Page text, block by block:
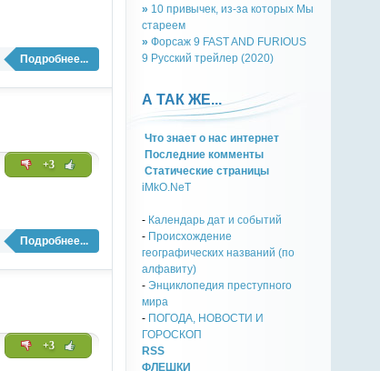
Подробнее...
+3
Подробнее...
+3
» 10 привычек, из-за которых Мы
стареем
» Форсаж 9 FAST AND FURIOUS
9 Русский трейлер (2020)
А ТАК ЖЕ...
Что знает о нас интернет
Последние комменты
Cтатическиe страницы
iMkO.NeT
- Календарь дат и событий
- Происхождение
географических названий (по
алфавиту)
- Энциклопедия преступного
мира
- ПОГОДА, НОВОСТИ И
ГОРОСКОП
RSS
ФЛЕШКИ